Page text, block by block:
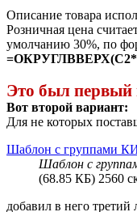
Описание товара
Розничная цена
умолчанию 30%, по
Это был первый
Вот второй вариант:
Для не которых
Шаблон с группами
Шаблон с
(68.85 КБ) 2560
добавил в него